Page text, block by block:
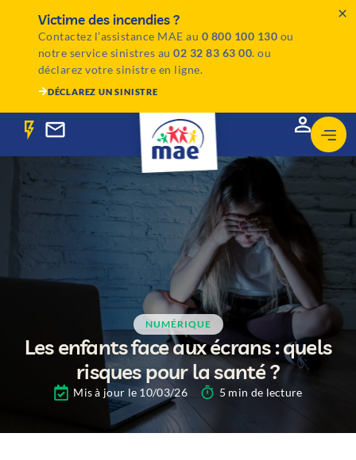
Victime des incendies ?
Contactez l’assistance MAE au 0 800 100 130 ou
notre service sinistres au02 32 83 63 00. ou
déclarez votre sinistre en ligne.
DÉCLAREZ UN SINISTRE
NUMÉRIQUE
Les enfants face aux écrans : quels
risques pour la santé ?
Mis à jour le 10/03/26 5 min de lecture